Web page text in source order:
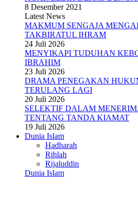
8 Desember 2021
Latest News
MAKMUM SENGAJA
TAKBIRATUL IHRAM
24 Juli 2026
MENYIKAPI TUDUHAN
IBRAHIM
23 Juli 2026
DRAMA PENEGAKAN
TERULANG LAGI
20 Juli 2026
SELEKTIF DALAM
TENTANG TANDA KIAMAT
19 Juli 2026
Dunia Islam
Hadharah
Rihlah
Rijaluddin
Dunia Islam